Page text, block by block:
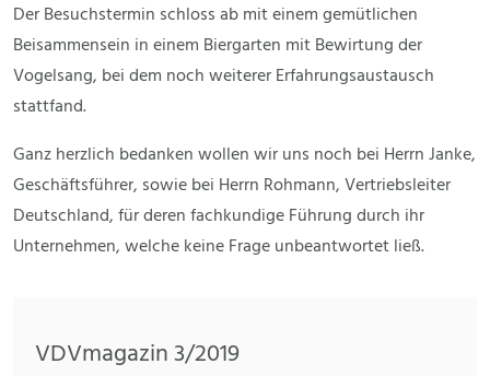
Der Besuchstermin schloss ab mit einem gemütlichen
Beisammensein in einem Biergarten mit Bewirtung der
Vogelsang, bei dem noch weiterer Erfahrungsaustausch
stattfand.
Ganz herzlich bedanken wollen wir uns noch bei Herrn Janke,
Geschäftsführer, sowie bei Herrn Rohmann, Vertriebsleiter
Deutschland, für deren fachkundige Führung durch ihr
Unternehmen, welche keine Frage unbeantwortet ließ.
VDVmagazin 3/2019